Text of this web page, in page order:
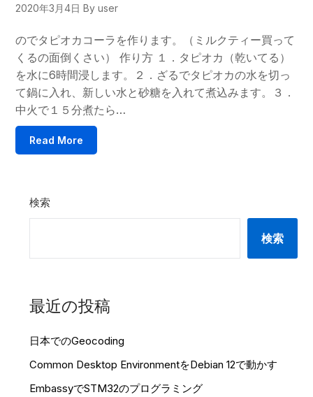
2020年3月4日 By user
のでタピオカコーラを作ります。（ミルクティー買って
くるの面倒くさい） 作り方 １．タピオカ（乾いてる）
を水に6時間浸します。２．ざるでタピオカの水を切っ
て鍋に入れ、新しい水と砂糖を入れて煮込みます。３．
中火で１５分煮たら…
Read More
検索
検索
最近の投稿
日本でのGeocoding
Common Desktop EnvironmentをDebian 12で動かす
EmbassyでSTM32のプログラミング